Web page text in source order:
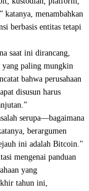
menambahkan
berbasis entitas tetapi
saat ini dirancang,
yang paling mungkin
bahwa perusahaan
disusun harus
serupa—bagaimana
berargumen
ini adalah Bitcoin."
mengenai panduan
yang
tahun ini,